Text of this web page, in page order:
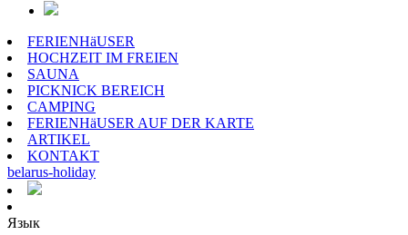
FERIENHäUSER
HOCHZEIT IM FREIEN
SAUNA
PICKNICK BEREICH
CAMPING
FERIENHäUSER AUF DER KARTE
ARTIKEL
KONTAKT
belarus-holiday
Язык